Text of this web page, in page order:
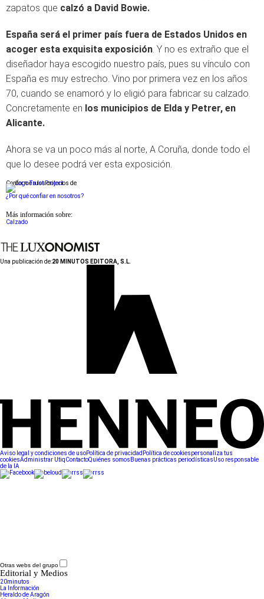
zapatos que calzó a David Bowie.
España será el primer país fuera de Estados Unidos en
acoger esta exquisita exposición. Y no es extraño que el
diseñador haya escogido nuestro país, pues su vínculo con
España es muy estrecho. Vino por primera vez en los años
70, cuando se enamoró y lo eligió para fabricar su calzado.
Concretamente en los municipios de Elda y Petrer, en
Alicante.
Ahora se va un poco más al norte, A Coruña, donde todo el
que lo desee podrá ver esta exposición.
Conforme a los criterios de
¿Por qué confiar en nosotros?
Más información sobre:
Calzado
Una publicación de:20 MINUTOS EDITORA, S.L.
Aviso legal y condiciones de usoPolítica de privacidad Política de cookiespersonaliza tus
cookiesAdministrar UtiqContactoQuiénes somos Buenas prácticas periodísticasUso responsable
de la IA
Otras webs del grupo
Editorial y Medios
20minutos
La Información
Heraldo de Aragón